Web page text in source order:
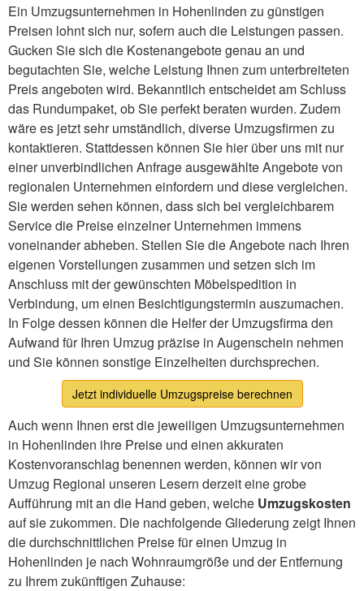
Ein Umzugsunternehmen in Hohenlinden zu günstigen
Preisen lohnt sich nur, sofern auch die Leistungen passen.
Gucken Sie sich die Kostenangebote genau an und
begutachten Sie, welche Leistung Ihnen zum unterbreiteten
Preis angeboten wird. Bekanntlich entscheidet am Schluss
das Rundumpaket, ob Sie perfekt beraten wurden. Zudem
wäre es jetzt sehr umständlich, diverse Umzugsfirmen zu
kontaktieren. Stattdessen können Sie hier über uns mit nur
einer unverbindlichen Anfrage ausgewählte Angebote von
regionalen Unternehmen einfordern und diese vergleichen.
Sie werden sehen können, dass sich bei vergleichbarem
Service die Preise einzelner Unternehmen immens
voneinander abheben. Stellen Sie die Angebote nach Ihren
eigenen Vorstellungen zusammen und setzen sich im
Anschluss mit der gewünschten Möbelspedition in
Verbindung, um einen Besichtigungstermin auszumachen.
In Folge dessen können die Helfer der Umzugsfirma den
Aufwand für Ihren Umzug präzise in Augenschein nehmen
und Sie können sonstige Einzelheiten durchsprechen.
Jetzt individuelle Umzugspreise berechnen
Auch wenn Ihnen erst die jeweiligen Umzugsunternehmen
in Hohenlinden ihre Preise und einen akkuraten
Kostenvoranschlag benennen werden, können wir von
Umzug Regional unseren Lesern derzeit eine grobe
Aufführung mit an die Hand geben, welche Umzugskosten
auf sie zukommen. Die nachfolgende Gliederung zeigt Ihnen
die durchschnittlichen Preise für einen Umzug in
Hohenlinden je nach Wohnraumgröße und der Entfernung
zu Ihrem zukünftigen Zuhause: